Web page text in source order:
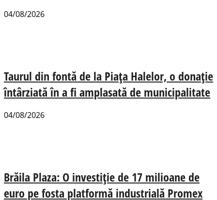
04/08/2026
Taurul din fontă de la Piața Halelor, o donație
întârziată în a fi amplasată de municipalitate
04/08/2026
Brăila Plaza: O investiție de 17 milioane de
euro pe fosta platformă industrială Promex